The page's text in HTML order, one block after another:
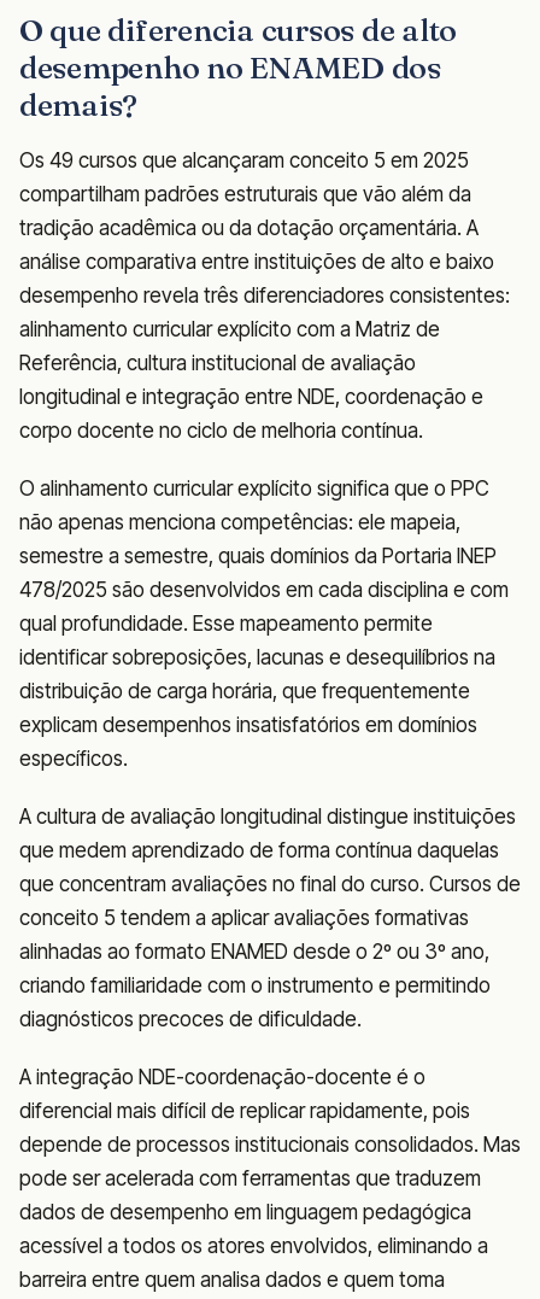
O que diferencia cursos de alto
desempenho no ENAMED dos
demais?
Os 49 cursos que alcançaram conceito 5 em 2025
compartilham padrões estruturais que vão além da
tradição acadêmica ou da dotação orçamentária. A
análise comparativa entre instituições de alto e baixo
desempenho revela três diferenciadores consistentes:
alinhamento curricular explícito com a Matriz de
Referência, cultura institucional de avaliação
longitudinal e integração entre NDE, coordenação e
corpo docente no ciclo de melhoria contínua.
O alinhamento curricular explícito significa que o PPC
não apenas menciona competências: ele mapeia,
semestre a semestre, quais domínios da Portaria INEP
478/2025 são desenvolvidos em cada disciplina e com
qual profundidade. Esse mapeamento permite
identificar sobreposições, lacunas e desequilíbrios na
distribuição de carga horária, que frequentemente
explicam desempenhos insatisfatórios em domínios
específicos.
A cultura de avaliação longitudinal distingue instituições
que medem aprendizado de forma contínua daquelas
que concentram avaliações no final do curso. Cursos de
conceito 5 tendem a aplicar avaliações formativas
alinhadas ao formato ENAMED desde o 2º ou 3º ano,
criando familiaridade com o instrumento e permitindo
diagnósticos precoces de dificuldade.
A integração NDE-coordenação-docente é o
diferencial mais difícil de replicar rapidamente, pois
depende de processos institucionais consolidados. Mas
pode ser acelerada com ferramentas que traduzem
dados de desempenho em linguagem pedagógica
acessível a todos os atores envolvidos, eliminando a
barreira entre quem analisa dados e quem toma